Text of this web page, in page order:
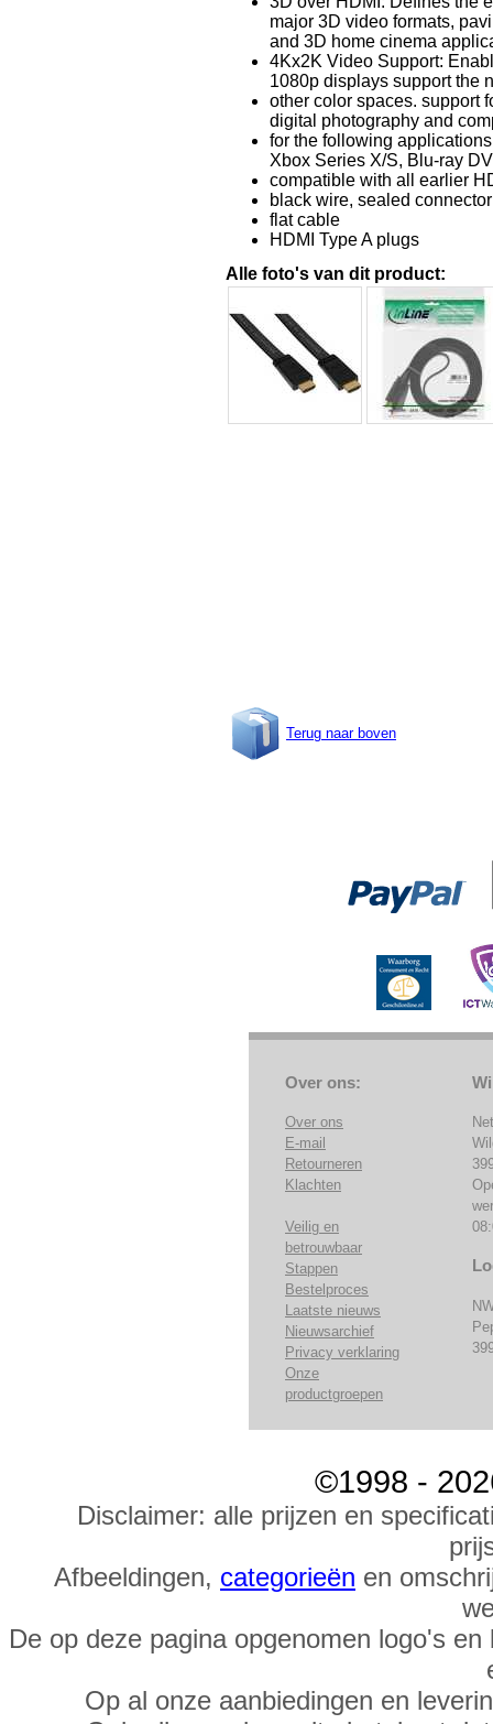
major 3D video formats,
and 3D home cinema
4Kx2K Video Support:
1080p displays support the
other color spaces. support
digital photography and
for the following
Xbox Series X/S, Blu-ray
compatible with all earlier
black wire, sealed connector
flat cable
HDMI Type A plugs
Alle foto's van dit product:
Terug naar boven
Over ons:
Over ons
E-mail
Retourneren
Klachten
Veilig en
betrouwbaar
Stappen
Bestelproces
Laatste nieuws
Nieuwsarchief
Privacy verklaring
Onze
productgroepen
©1998 -
Disclaimer: alle prijzen en
Afbeeldingen, categorieën en
De op deze pagina opgenomen logo's
Op al onze aanbiedingen en